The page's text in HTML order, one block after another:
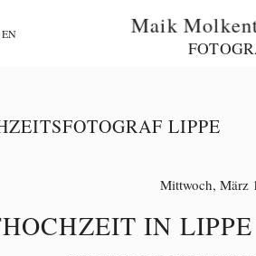
Maik
LIPPE
Mittwoch, März
IN